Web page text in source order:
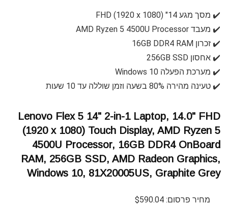
✔️ מסך מגע 14" FHD (1920 x 1080)
✔️ מעבד AMD Ryzen 5 4500U Processor
✔️ זכרון 16GB DDR4 RAM
✔️ אחסון 256GB SSD
✔️ מערכת הפעלה Windows 10
✔️ טעינה מהירה 80% בשעה וזמן שוללה עד 10 שעות
Lenovo Flex 5 14" 2-in-1 Laptop, 14.0" FHD
(1920 x 1080) Touch Display, AMD Ryzen 5
4500U Processor, 16GB DDR4 OnBoard
RAM, 256GB SSD, AMD Radeon Graphics,
Windows 10, 81X20005US, Graphite Grey
מחיר פרסום: $590.04